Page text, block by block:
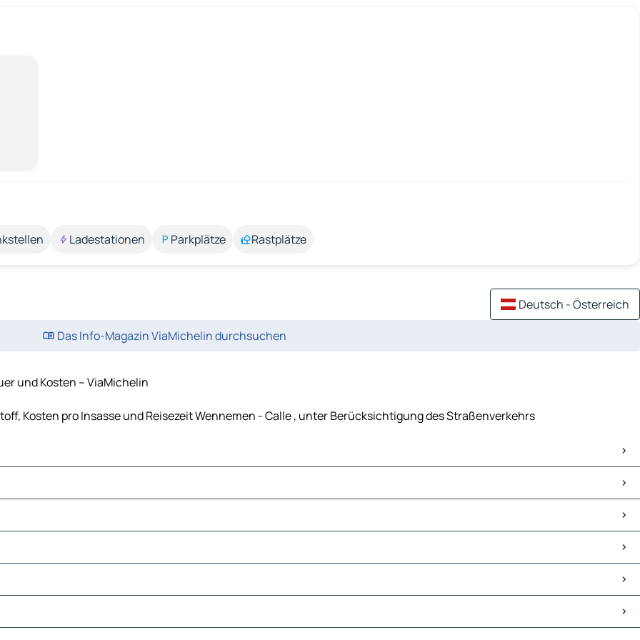
Ladestationen Parkplätze Rastplätze
Deutsch - Österreich
Das Info-Magazin ViaMichelin durchsuchen
und Kosten – ViaMichelin
Kosten pro Insasse und Reisezeit Wennemen - Calle , unter Berücksichtigung des Straßenverkehrs